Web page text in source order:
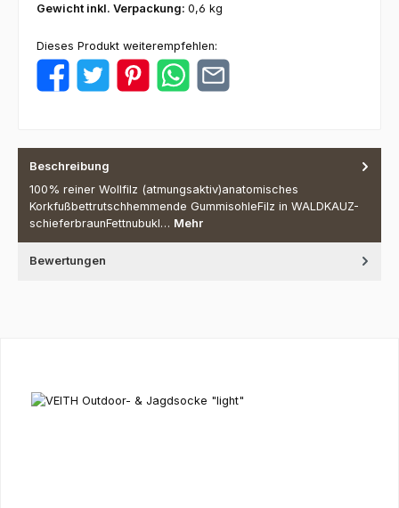
Gewicht inkl. Verpackung: 0,6 kg
Dieses Produkt weiterempfehlen:
Beschreibung
100% reiner Wollfilz (atmungsaktiv)anatomisches
Korkfußbettrutschhemmende GummisohleFilz in WALDKAUZ-
schieferbraunFettnubukl… Mehr
Bewertungen